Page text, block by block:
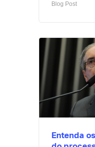
Blog Post
Entenda